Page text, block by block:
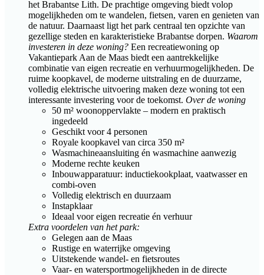
het Brabantse Lith. De prachtige omgeving biedt volop
mogelijkheden om te wandelen, fietsen, varen en genieten van
de natuur. Daarnaast ligt het park centraal ten opzichte van
gezellige steden en karakteristieke Brabantse dorpen. Waarom
investeren in deze woning? Een recreatiewoning op
Vakantiepark Aan de Maas biedt een aantrekkelijke
combinatie van eigen recreatie en verhuurmogelijkheden. De
ruime koopkavel, de moderne uitstraling en de duurzame,
volledig elektrische uitvoering maken deze woning tot een
interessante investering voor de toekomst. Over de woning
50 m² woonoppervlakte – modern en praktisch
ingedeeld
Geschikt voor 4 personen
Royale koopkavel van circa 350 m²
Wasmachineaansluiting én wasmachine aanwezig
Moderne rechte keuken
Inbouwapparatuur: inductiekookplaat, vaatwasser en
combi-oven
Volledig elektrisch en duurzaam
Instapklaar
Ideaal voor eigen recreatie én verhuur
Extra voordelen van het park:
Gelegen aan de Maas
Rustige en waterrijke omgeving
Uitstekende wandel- en fietsroutes
Vaar- en watersportmogelijkheden in de directe